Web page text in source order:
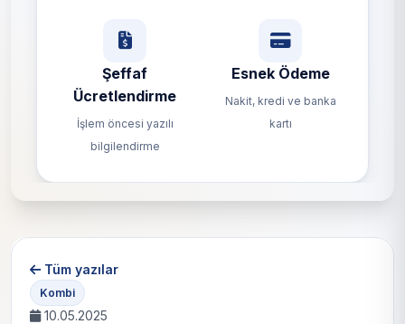
Şeffaf
Ücretlendirme
İşlem öncesi yazılı
bilgilendirme
Esnek Ödeme
Nakit, kredi ve banka
kartı
Tüm yazılar
Kombi
10.05.2025